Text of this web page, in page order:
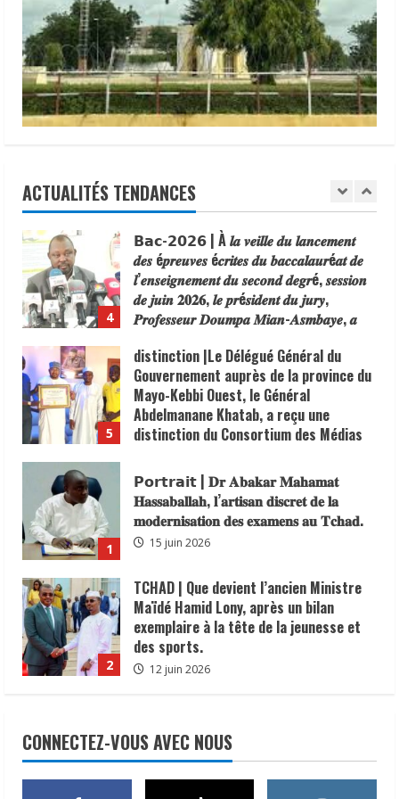
au
lancement
officiel
du
Guichet
pour
la
recherche
d’emploi
salarié.
ACTUALITÉS TENDANCES
2
TCHAD | Que devient l’ancien Ministre
Maïdé Hamid Lony, après un bilan
exemplaire à la tête de la jeunesse et
des sports.
12 juin 2026
3
N’Djamena | Projet PRECOM – Lot 8, une
renforcer la gouvernance locale.
4
𝗕𝗮𝗰-𝟮𝟬𝟮𝟲 | À 𝒍𝒂 𝒗𝒆𝒊𝒍𝒍𝒆 𝒅𝒖 𝒍𝒂𝒏𝒄𝒆𝒎𝒆𝒏𝒕
𝒅𝒆𝒔 é𝒑𝒓𝒆𝒖𝒗𝒆𝒔 é𝒄𝒓𝒊𝒕𝒆𝒔 𝒅𝒖 𝒃𝒂𝒄𝒄𝒂𝒍𝒂𝒖𝒓é𝒂𝒕 𝒅𝒆
𝒍’𝒆𝒏𝒔𝒆𝒊𝒈𝒏𝒆𝒎𝒆𝒏𝒕 𝒅𝒖 𝒔𝒆𝒄𝒐𝒏𝒅 𝒅𝒆𝒈𝒓é, 𝒔𝒆𝒔𝒔𝒊𝒐𝒏
𝒅𝒆 𝒋𝒖𝒊𝒏 𝟐𝟎𝟐𝟔, 𝒍𝒆 𝒑𝒓é𝒔𝒊𝒅𝒆𝒏𝒕 𝒅𝒖 𝒋𝒖𝒓𝒚,
𝑷𝒓𝒐𝒇𝒆𝒔𝒔𝒆𝒖𝒓 𝑫𝒐𝒖𝒎𝒑𝒂 𝑴𝒊𝒂𝒏-𝑨𝒔𝒎𝒃𝒂𝒚𝒆, 𝒂
𝒔𝒊è𝒈𝒆 𝒅𝒆 𝒍’𝑶𝒇𝒇𝒊𝒄𝒆 𝑵𝒂𝒕𝒊𝒐𝒏𝒂𝒍 𝒅𝒆𝒔 𝑬𝒙𝒂𝒎𝒆𝒏𝒔 𝒆𝒕
𝑪𝒐𝒏𝒄𝒐𝒖𝒓𝒔 𝒅𝒖 𝑺𝒖𝒑é𝒓𝒊𝒆𝒖𝒓 (𝑶𝑵𝑬𝑪𝑺).
7 juin 2026
5
distinction |Le Délégué Général du
Gouvernement auprès de la province du
Mayo-Kebbi Ouest, le Général
Abdelmanane Khatab, a reçu une
distinction du Consortium des Médias
engagement en faveur du
renforcement de la sécurité, de la
cohésion sociale et du vivre-ensemble
dans sa circonscription administrative.
1
𝗣𝗼𝗿𝘁𝗿𝗮𝗶𝘁 | 𝐃𝐫 𝐀𝐛𝐚𝐤𝐚𝐫 𝐌𝐚𝐡𝐚𝐦𝐚𝐭
𝐇𝐚𝐬𝐬𝐚𝐛𝐚𝐥𝐥𝐚𝐡, 𝐥’𝐚𝐫𝐭𝐢𝐬𝐚𝐧 𝐝𝐢𝐬𝐜𝐫𝐞𝐭 𝐝𝐞 𝐥𝐚
𝐦𝐨𝐝𝐞𝐫𝐧𝐢𝐬𝐚𝐭𝐢𝐨𝐧 𝐝𝐞𝐬 𝐞𝐱𝐚𝐦𝐞𝐧𝐬 𝐚𝐮 𝐓𝐜𝐡𝐚𝐝.
15 juin 2026
2
TCHAD | Que devient l’ancien Ministre
Maïdé Hamid Lony, après un bilan
exemplaire à la tête de la jeunesse et
des sports.
12 juin 2026
3
communautaires ont été certifiés pour
renforcer la gouvernance locale.
CONNECTEZ-VOUS AVEC NOUS